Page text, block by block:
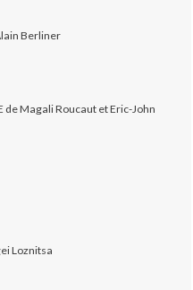
Berliner
de Magali Roucaut et Eric-John
Loznitsa